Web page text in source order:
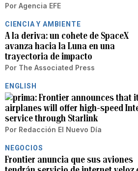
Por Agencia EFE
CIENCIA Y AMBIENTE
A la deriva: un cohete de SpaceX
avanza hacia la Luna en una
trayectoria de impacto
Por The Associated Press
ENGLISH
Frontier announces that
airplanes will offer high-speed
service through Starlink
Por Redacción El Nuevo Día
NEGOCIOS
Frontier anuncia que sus aviones